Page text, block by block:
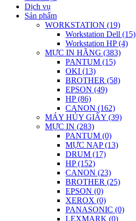
Dịch vụ
Sản phẩm
WORKSTATION (19)
Workstation Dell (15)
Workstation HP (4)
MỰC IN HÃNG (383)
PANTUM (15)
OKI (13)
BROTHER (58)
EPSON (49)
HP (86)
CANON (162)
MÁY HỦY GIẤY (39)
MỰC IN (283)
PANTUM (0)
MỰC NẠP (13)
DRUM (17)
HP (152)
CANON (23)
BROTHER (25)
EPSON (0)
XEROX (0)
PANASONIC (0)
LEXMARK (0)